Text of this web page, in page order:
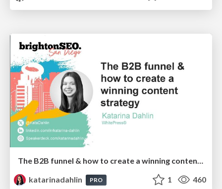
The B2B funnel & how to create a winning content strategy
katarinadahlin
PRO 1 460